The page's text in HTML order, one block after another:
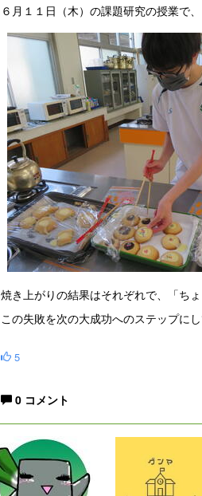
６月１１日（木）の課題研究の授業で
焼き上がりの結果はそれぞれで、「ち
この失敗を次の大成功へのステップに
5
0 コメント